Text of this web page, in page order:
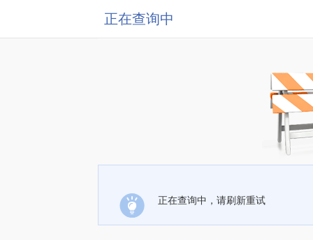
正在查询中
正在查询中，请刷新重试